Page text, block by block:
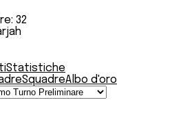
32
Statistiche
SquadreAlbo d'oro